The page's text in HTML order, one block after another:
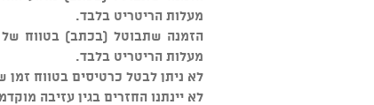
מעלות הריטריט בלבד.
מעלות הריטריט בלבד.
לא ניתן לבטל כרטיסים בטווח זמן של 7 ימים או פחות, לפני מועד היציאה
לא יינתנו החזרים בגין עזיבה